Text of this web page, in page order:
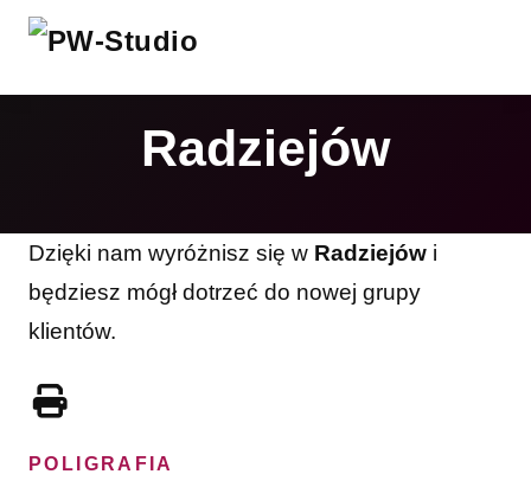
Radziejów
Dzięki nam wyróżnisz się w Radziejów i
będziesz mógł dotrzeć do nowej grupy
klientów.
POLIGRAFIA